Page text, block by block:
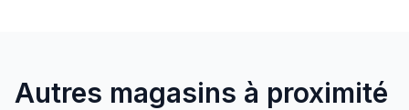
Autres magasins à proximité